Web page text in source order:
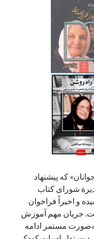
که پیشنهاد
در هیئت‌مدیرة شورای کتاب
و اخیراً فراخوان
جریان مهم آموزش
مستمر ادامه